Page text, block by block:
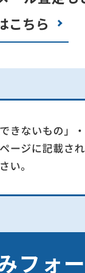
こちら
フォ